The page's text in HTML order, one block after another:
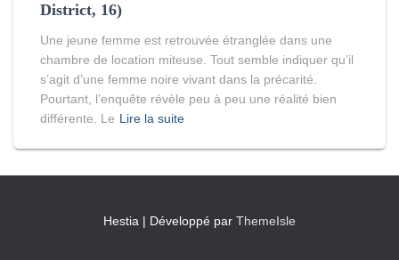
District, 16)
Une jeune femme est retrouvée étranglée dans une
chambre de location miteuse. Tout semble indiquer qu’il
s’agit d’une femme noire vivant dans la précarité.
Pourtant, l’enquête révèle peu à peu une réalité bien
différente. Le Lire la suite
Hestia | Développé par ThemeIsle